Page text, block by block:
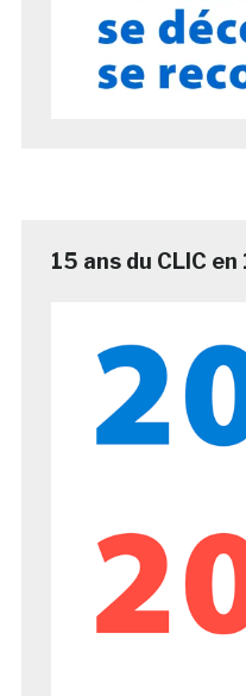
15 ans du CLIC